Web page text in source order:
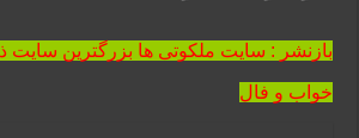
بازنشر : سایت ملکوتی ها بزرگترین سایت
خواب و فال